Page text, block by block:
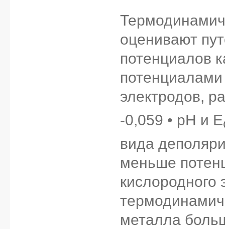
оценивают
потенциалов
электродов,
-0,059 • pH и E
вида
меньше
кислородного
металла